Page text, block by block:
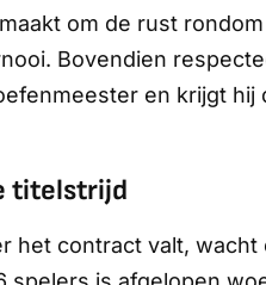
om de rust
Bovendien
en krijgt hij
titelstrijd
het contract valt,